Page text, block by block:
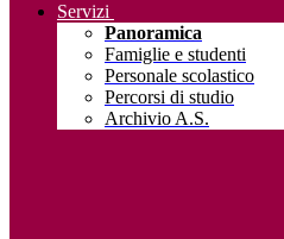
Servizi
Panoramica
Famiglie e studenti
Personale scolastico
Percorsi di studio
Archivio A.S.